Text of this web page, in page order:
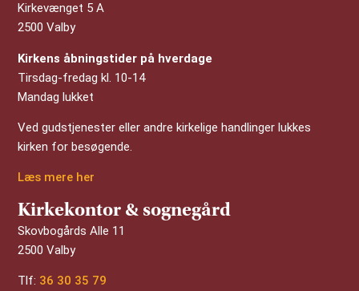
Kirkevænget 5 A
2500 Valby
Kirkens åbningstider på hverdage
Tirsdag-fredag kl. 10-14
Mandag lukket
Ved gudstjenester eller andre kirkelige handlinger lukkes
kirken for besøgende.
Læs mere her
Kirkekontor & sognegård
Skovbogårds Alle 11
2500 Valby
Tlf: 36 30 35 79